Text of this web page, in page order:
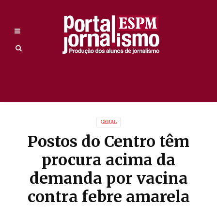
GERAL
Postos do Centro têm
procura acima da
demanda por vacina
contra febre amarela